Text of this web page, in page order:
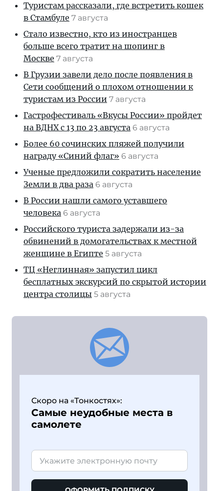
Туристам рассказали, где встретить кошек
в Стамбуле 7 августа
Стало известно, кто из иностранцев
больше всего тратит на шопинг в
Москве 7 августа
В Грузии завели дело после появления в
Сети сообщений о плохом отношении к
туристам из России 7 августа
Гастрофестиваль «Вкусы России» пройдет
на ВДНХ с 13 по 23 августа 6 августа
Более 60 сочинских пляжей получили
награду «Синий флаг» 6 августа
Ученые предложили сократить население
Земли в два раза 6 августа
В России нашли самого уставшего
человека 6 августа
Российского туриста задержали из-за
обвинений в домогательствах к местной
женщине в Египте 5 августа
ТЦ «Неглинная» запустил цикл
бесплатных экскурсий по скрытой истории
центра столицы 5 августа
Скоро на «Тонкостях»:
Самые неудобные места в
самолете